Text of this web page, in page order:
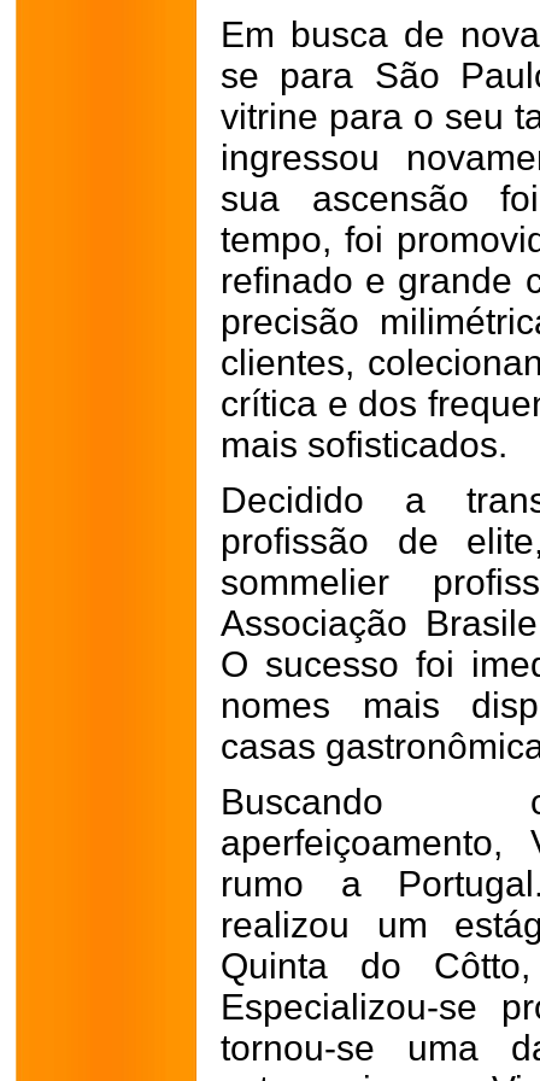
Em busca de
se para São
vitrine para o seu
ingressou
sua ascensão
tempo, foi
refinado e grande
precisão
clientes,
crítica e dos
mais sofisticados.
Decidido a
profissão de
sommelier
Associação
O sucesso foi
nomes mais
casas
Buscando
rumo a
realizou um
Quinta do
Especializou-se
tornou-se uma